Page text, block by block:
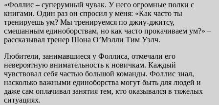
«Фоллис – суперумный чувак. У него огромные полки с
книгами. Один раз он спросил у меня: «Как часто ты
тренируешь ум? Мы тренируемся по джиу-джитсу,
смешанным единоборствам, но как часто прокачиваем ум?» –
рассказывал тренер Шона О’Мэлли Тим Уэлч.
Любители, занимавшиеся у Фоллиса, отмечали его
невероятную внимательность к новичкам. Каждый
чувствовал себя частью большой команды. Фоллис знал,
насколько важными единоборства могут быть для людей и
даже сам оплачивал занятия тем, кто оказывался в тяжелых
ситуациях.